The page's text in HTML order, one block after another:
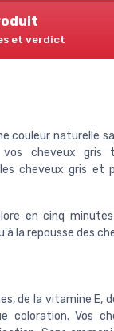
et verdict
couleur naturelle
cheveux gris
cheveux gris et
en cinq
la repousse des
de la vitamine E,
coloration. Vos